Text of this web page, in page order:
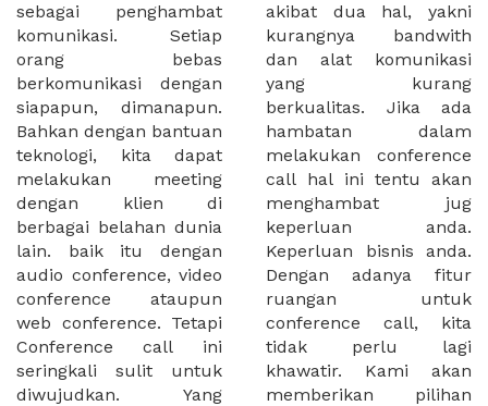
sebagai penghambat
komunikasi. Setiap
orang bebas
berkomunikasi dengan
siapapun, dimanapun.
Bahkan dengan bantuan
teknologi, kita dapat
melakukan meeting
dengan klien di
berbagai belahan dunia
lain. baik itu dengan
audio conference, video
conference ataupun
web conference. Tetapi
Conference call ini
seringkali sulit untuk
diwujudkan. Yang
akibat dua hal, yakni
kurangnya bandwith
dan alat komunikasi
yang kurang
berkualitas. Jika ada
hambatan dalam
melakukan conference
call hal ini tentu akan
menghambat jug
keperluan anda.
Keperluan bisnis anda.
Dengan adanya fitur
ruangan untuk
conference call, kita
tidak perlu lagi
khawatir. Kami akan
memberikan pilihan